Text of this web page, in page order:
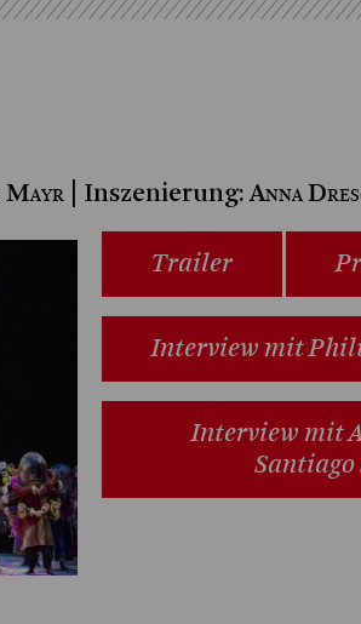
Mayr | Inszenierung:Anna
Trailer
Interview mit
Interview mit
Santiago